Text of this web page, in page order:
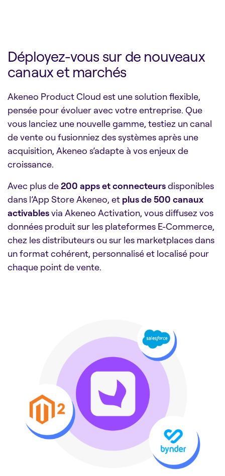
Déployez-vous sur de nouveaux
canaux et marchés
Akeneo Product Cloud est une solution flexible,
pensée pour évoluer avec votre entreprise. Que
vous lanciez une nouvelle gamme, testiez un canal
de vente ou fusionniez des systèmes après une
acquisition, Akeneo s’adapte à vos enjeux de
croissance.
Avec plus de200 apps et connecteursdisponibles
dans l’App Store Akeneo, et plus de 500 canaux
activablesvia Akeneo Activation, vous diffusez vos
données produit sur les plateformes E-Commerce,
chez les distributeurs ou sur les marketplaces dans
un format cohérent, personnalisé et localisé pour
chaque point de vente.